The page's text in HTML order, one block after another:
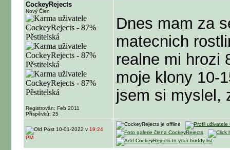
CockeyRejects
Nový Člen
Registrován: Feb 2011
Příspěvků: 25
Dnes mam za
matecnich
realne mi hrozi
moje klony 10-
jsem si myslel,
10-01-2022 v 19:24
PM